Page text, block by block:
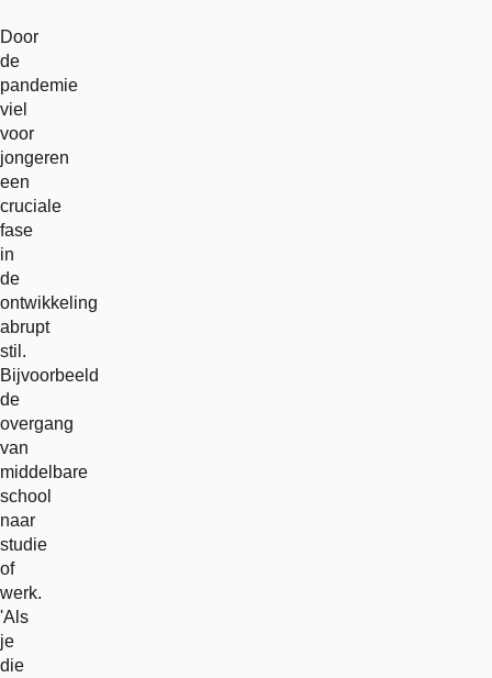
Door
de
pandemie
viel
voor
jongeren
een
cruciale
fase
in
de
ontwikkeling
abrupt
stil.
Bijvoorbeeld
de
overgang
van
middelbare
school
naar
studie
of
werk.
'Als
je
die